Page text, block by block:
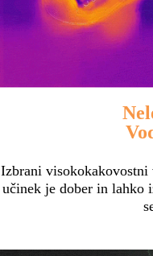
Izbrani
učinek je dober in lahko